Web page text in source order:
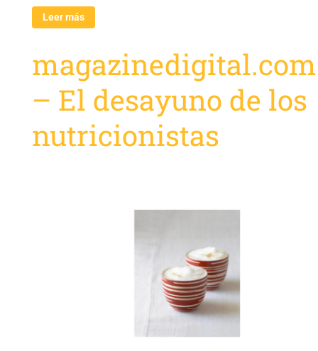
Leer más
magazinedigital.com
– El desayuno de los
nutricionistas